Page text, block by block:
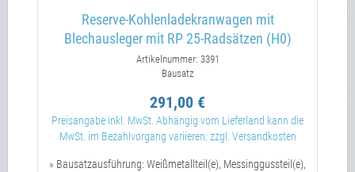
Reserve-Kohlenladekranwagen mit
Blechausleger mit RP 25-Radsätzen (H0)
Artikelnummer: 3391
Bausatz
291,00 €
Preisangabe inkl. MwSt. Abhängig vom Lieferland kann die
MwSt. im Bezahlvorgang variieren; zzgl. Versandkosten
» Bausatzausführung: Weißmetallteil(e), Messinggussteil(e),